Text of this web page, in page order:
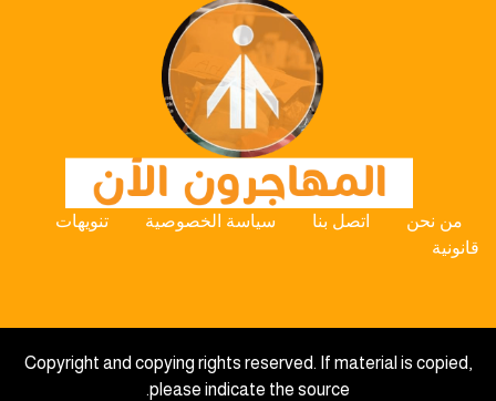
من نحن اتصل بنا سياسة الخصوصية
تنويهات
قانونية
Copyright and copying rights reserved. If material is copied,
please indicate the source.